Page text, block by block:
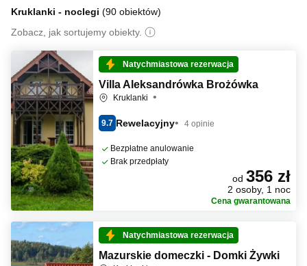
Kruklanki - noclegi (90 obiektów)
Zobacz, jak sortujemy obiekty.
Natychmiastowa rezerwacja
Villa Aleksandrówka Brożówka
Kruklanki
9.7 Rewelacyjny 4 opinie
Bezpłatne anulowanie
Brak przedpłaty
od 356 zł
2 osoby, 1 noc
Cena gwarantowana
Natychmiastowa rezerwacja
Mazurskie domeczki - Domki Żywki